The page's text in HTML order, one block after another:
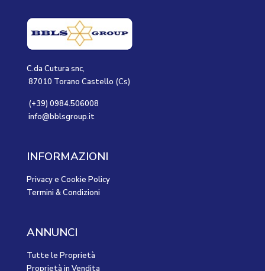
C.da Cutura snc,
87010 Torano Castello (Cs)
(+39) 0984.506008
info@bblsgroup.it
INFORMAZIONI
Privacy e Cookie Policy
Termini & Condizioni
ANNUNCI
Tutte le Proprietà
Proprietà in Vendita